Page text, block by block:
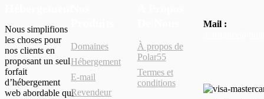
Nous simplifions
les choses pour
nos clients en
proposant un seul
forfait
d’hébergement
web abordable qui
Domaines
Hébergement
E-mail
Revendeur
À propos de
Polar55
Termes et
conditions
Mail :